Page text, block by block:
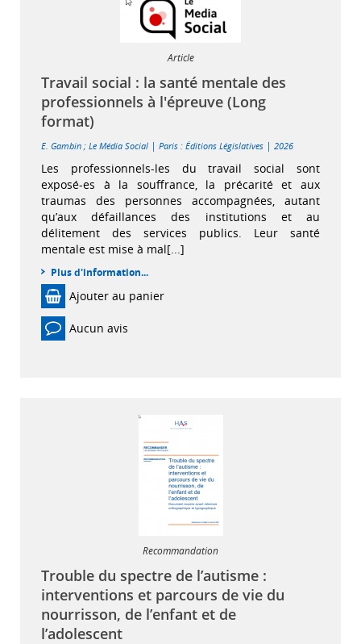
Article
Travail social : la santé mentale des
professionnels à l'épreuve (Long
format)
E. Gambin ; Le Média Social | Paris : Éditions Législatives | 2026
Les professionnels-les du travail social sont
exposé-es à la souffrance, la précarité et aux
traumas des personnes accompagnées, autant
qu’aux défaillances des institutions et au
délitement des services publics. Leur santé
mentale est mise à mal[...]
Plus d'information...
Ajouter au panier
Aucun avis
Recommandation
Trouble du spectre de l’autisme :
interventions et parcours de vie du
nourrisson, de l’enfant et de
l’adolescent